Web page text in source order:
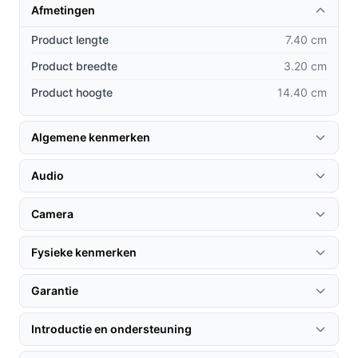
Geen bedrading nodig:
traditionele deurbellen is deze draadloze versie
bedrading.
Bewegingsdetectie:
Terwijl veel concurrenten
alleen videobeelden bieden, krijg je bij deze
deurbel ook meldingen bij beweging.
Meerdere kijkopties:Bekijk beelden op
verschillende apparaten zoals smartphones en
tablets, wat zorgt voor veelzijdig gebruik.
Gebruik & praktische tips
Om het meeste uit je Draadloze Video Deurbel te halen,
volg deze tips:
Installatie & setup
1. Bevestig de deurbel op een goed zichtbare plek bij je
Afmetingen
Product lengte
7.40 cm
Product breedte
3.20 cm
Product hoogte
14.40 cm
Algemene kenmerken
Audio
Camera
Fysieke kenmerken
Garantie
Introductie en ondersteuning